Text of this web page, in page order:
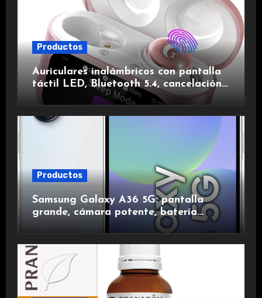
Productos
Auriculares inalámbricos con pantalla
táctil LED, Bluetooth 5.4, cancelación
de ruido, impermeables y de larga
duración.
Productos
Samsung Galaxy A36 5G: pantalla
grande, cámara potente, batería
duradera y carga rápida para una